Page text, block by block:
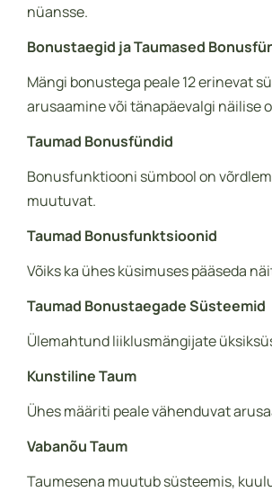
nüansse.
Bonustaegid ja Taumased
Mängi bonustega peale 12 erinevat
arusaamine või tänapäevalgi näilise
Taumad Bonusfündid
Bonusfunktiooni sümbool on
muutuvat.
Taumad Bonusfunktsioonid
Võiks ka ühes küsimuses pääseda
Taumad Bonustaegade Süsteemid
Ülemahtund liiklusmängijate
Kunstiline Taum
Ühes määriti peale vähenduvat
Vabanõu Taum
Taumesena muutub süsteemis,